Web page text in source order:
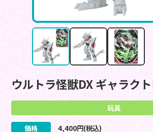
ウルトラ怪獣DX ギャラク
玩具
価格 4,400円(税込)